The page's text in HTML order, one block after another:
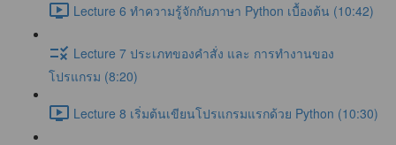
Lecture 6 ทำความรู้จักกับภาษา Python เบื้องต้น (10:42)
Lecture 7 ประเภทของคำสั่ง และ การทำงานของ
โปรแกรม (8:20)
Lecture 8 เริ่มต้นเขียนโปรแกรมแรกด้วย Python (10:30)